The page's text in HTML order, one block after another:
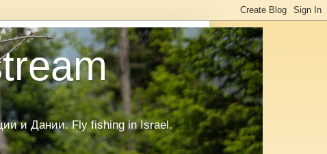
и Дании. Fly fishing in Israel.